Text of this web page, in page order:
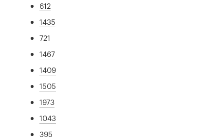
612
1435
721
1467
1409
1505
1973
1043
395